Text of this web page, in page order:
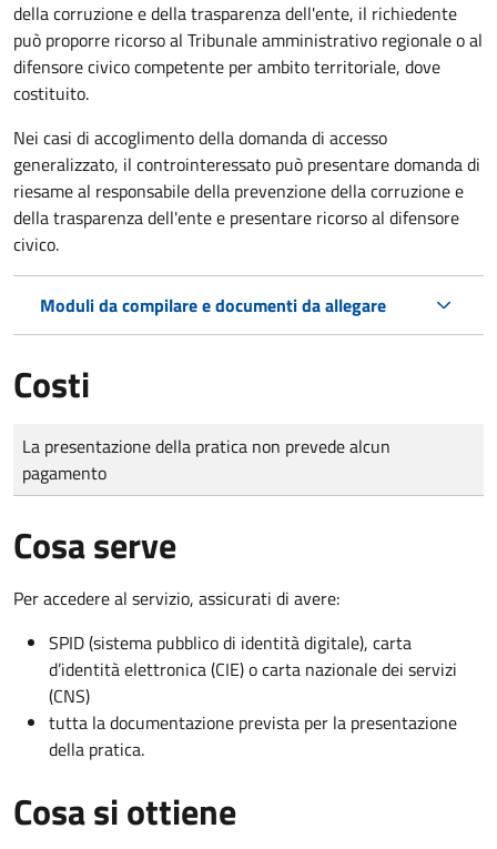
della corruzione e della trasparenza dell'ente, il richiedente
può proporre ricorso al Tribunale amministrativo regionale o al
difensore civico competente per ambito territoriale, dove
costituito.
Nei casi di accoglimento della domanda di accesso
generalizzato, il controinteressato può presentare domanda di
riesame al responsabile della prevenzione della corruzione e
della trasparenza dell'ente e presentare ricorso al difensore
civico.
Moduli da compilare e documenti da allegare
Costi
Tipo di pagamento
Importo
La presentazione della pratica non prevede alcun
pagamento
Cosa serve
Per accedere al servizio, assicurati di avere:
SPID (sistema pubblico di identità digitale), carta
d’identità elettronica (CIE) o carta nazionale dei servizi
(CNS)
tutta la documentazione prevista per la presentazione
della pratica.
Cosa si ottiene